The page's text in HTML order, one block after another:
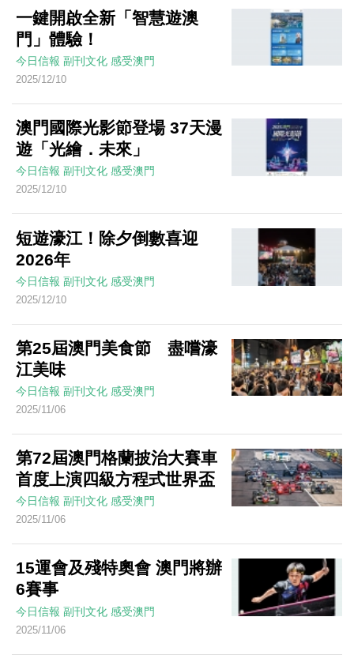
一鍵開啟全新「智慧遊澳
門」體驗！
今日信報 副刊文化 感受澳門
2025/12/10
澳門國際光影節登場 37天漫
遊「光繪．未來」
今日信報 副刊文化 感受澳門
2025/12/10
短遊濠江！除夕倒數喜迎
2026年
今日信報 副刊文化 感受澳門
2025/12/10
第25屆澳門美食節 盡嚐濠
江美味
今日信報 副刊文化 感受澳門
2025/11/06
第72屆澳門格蘭披治大賽車
首度上演四級方程式世界盃
今日信報 副刊文化 感受澳門
2025/11/06
15運會及殘特奧會 澳門將辦
6賽事
今日信報 副刊文化 感受澳門
2025/11/06